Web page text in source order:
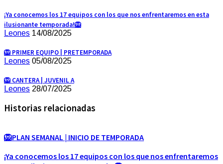
¡Ya conocemos los 17 equipos con los que nos enfrentaremos en esta
ilusionante temporada!🦁
Leones 14/08/2025
🦁 PRIMER EQUIPO | PRETEMPORADA
Leones 05/08/2025
🦁 CANTERA | JUVENIL A
Leones 28/07/2025
Historias relacionadas
🦁PLAN SEMANAL | INICIO DE TEMPORADA
¡Ya conocemos los 17 equipos con los que nos enfrentaremos